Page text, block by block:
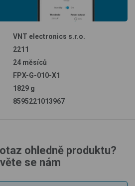
VNT electronics s.r.o.
2211
24 měsíců
FPX-G-010-X1
1829 g
8595221013967
ohledně produktu?
se nám